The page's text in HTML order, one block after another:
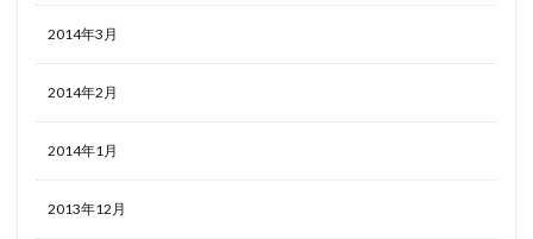
2014年3月
2014年2月
2014年1月
2013年12月